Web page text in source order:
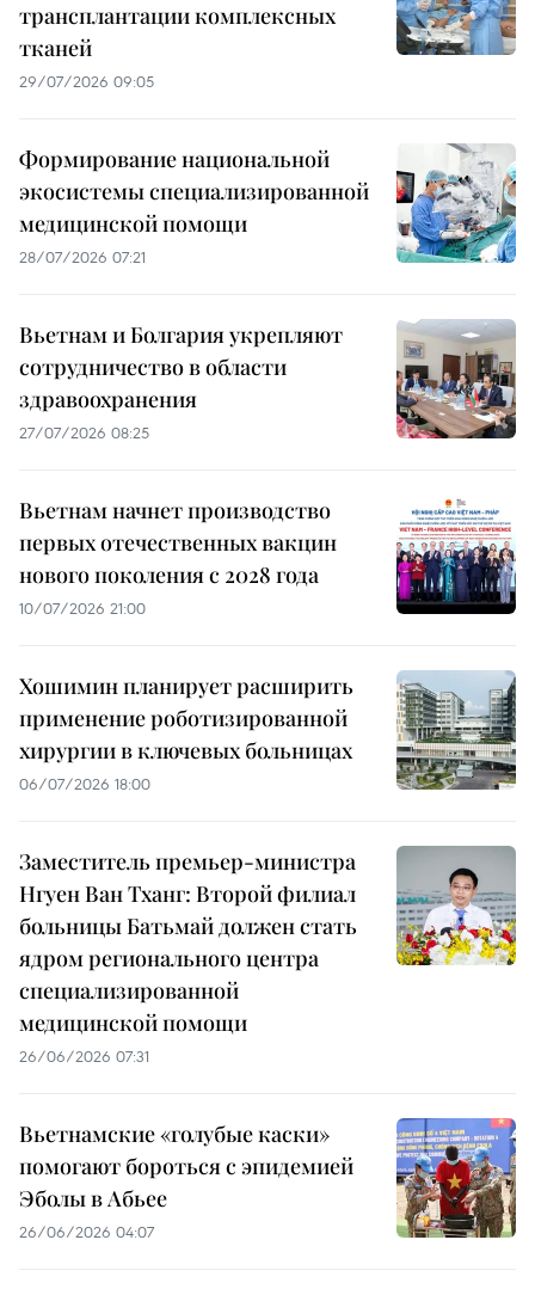
трансплантации комплексных
тканей
29/07/2026 09:05
Формирование национальной
экосистемы специализированной
медицинской помощи
28/07/2026 07:21
Вьетнам и Болгария укрепляют
сотрудничество в области
здравоохранения
27/07/2026 08:25
Вьетнам начнет производство
первых отечественных вакцин
нового поколения с 2028 года
10/07/2026 21:00
Хошимин планирует расширить
применение роботизированной
хирургии в ключевых больницах
06/07/2026 18:00
Заместитель премьер-министра
Нгуен Ван Тханг: Второй филиал
больницы Батьмай должен стать
ядром регионального центра
специализированной
медицинской помощи
26/06/2026 07:31
Вьетнамские «голубые каски»
помогают бороться с эпидемией
Эболы в Абьее
26/06/2026 04:07